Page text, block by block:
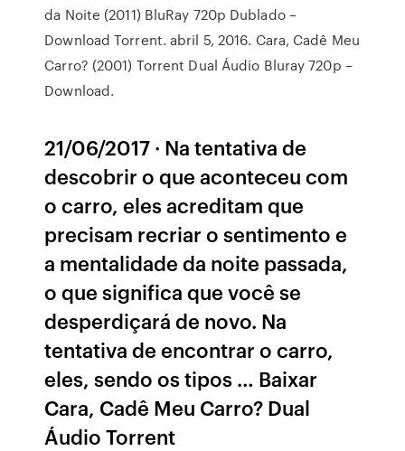
da Noite (2011) BluRay 720p Dublado –
Download Torrent. abril 5, 2016. Cara, Cadê Meu
Carro? (2001) Torrent Dual Áudio Bluray 720p –
Download.
21/06/2017 · Na tentativa de
descobrir o que aconteceu com
o carro, eles acreditam que
precisam recriar o sentimento e
a mentalidade da noite passada,
o que significa que você se
desperdiçará de novo. Na
tentativa de encontrar o carro,
eles, sendo os tipos … Baixar
Cara, Cadê Meu Carro? Dual
Áudio Torrent